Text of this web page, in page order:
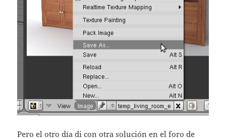
Pero el otro día di con otra solución en el foro de